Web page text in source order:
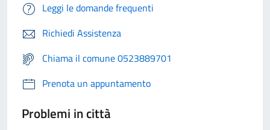
Leggi le domande frequenti
Richiedi Assistenza
Chiama il comune 0523889701
Prenota un appuntamento
Problemi in città